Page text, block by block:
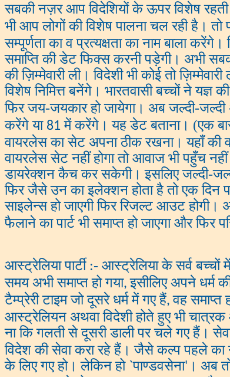
सबकी नज़र आप विदेशियों के ऊपर विशेष
भी आप लोगों की विशेष पालना चल रही है।
सम्पूर्णता का व प्रत्यक्षता का नाम बाला
समाप्ति की डेट फिक्स करनी पड़ेगी। अभी
की ज़िम्मेवारी ली। विदेशी भी कोई तो
विशेष निमित्त बनेंगे। भारतवासी बच्चों ने यज्ञ
फिर जय-जयकार हो जायेगा। अब जल्दी-
करेंगे या 81 में करेंगे। यह डेट बताना। (एक
वायरलेस का सेट अपना ठीक रखना। यहाँ
वायरलेस सेट नहीं होगा तो आवाज भी पहुँच
डायरेक्शन कैच कर सकेगी। इसलिए जल्दी-
फिर जैसे उन का इलेक्शन होता है तो एक दिन
साइलेन्स हो जाएगी फिर रिजल्ट आउट
फैलाने का पार्ट भी समाप्त हो जाएगा और
आस्ट्रेलिया पार्टी :- आस्ट्रेलिया के सर्व बच्चों
समय अभी समाप्त हो गया,इसीलिए अपने धर्म
टैम्प्रेरी टाइम जो दूसरे धर्म में गए हैं,वह समाप्त
आस्ट्रेलियन अथवा विदेशी होते हुए भी
ना कि गलती से दूसरी डाली पर चले गए हैं।
विदेश की सेवा करा रहे हैं। जैसे कल्प पहले का
के लिए गए हो। लेकिन हो `पाण्डवसेना' । अब